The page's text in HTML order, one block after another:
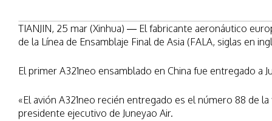
TIANJIN, 25 mar (Xinhua) — El fabricante aeronáutico
de la Línea de Ensamblaje Final de Asia (FALA, siglas en
El primer A321neo ensamblado en China fue entregado a
«El avión A321neo recién entregado es el número 88 de
presidente ejecutivo de Juneyao Air.